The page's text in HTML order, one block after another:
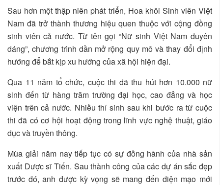
Sau hơn một thập niên phát triển, Hoa khôi Sinh viên Việt
Nam đã trở thành thương hiệu quen thuộc với cộng đồng
sinh viên cả nước. Từ tên gọi “Nữ sinh Việt Nam duyên
dáng”, chương trình dần mở rộng quy mô và thay đổi định
hướng để bắt kịp xu hướng của xã hội hiện đại.
Qua 11 năm tổ chức, cuộc thi đã thu hút hơn 10.000 nữ
sinh đến từ hàng trăm trường đại học, cao đẳng và học
viện trên cả nước. Nhiều thí sinh sau khi bước ra từ cuộc
thi đã có cơ hội hoạt động trong lĩnh vực nghệ thuật, giáo
dục và truyền thông.
Mùa giải năm nay tiếp tục có sự đồng hành của nhà sản
xuất Dược sĩ Tiến. Sau thành công của các dự án sắc đẹp
trước đó, anh được kỳ vọng sẽ mang đến diện mạo mới